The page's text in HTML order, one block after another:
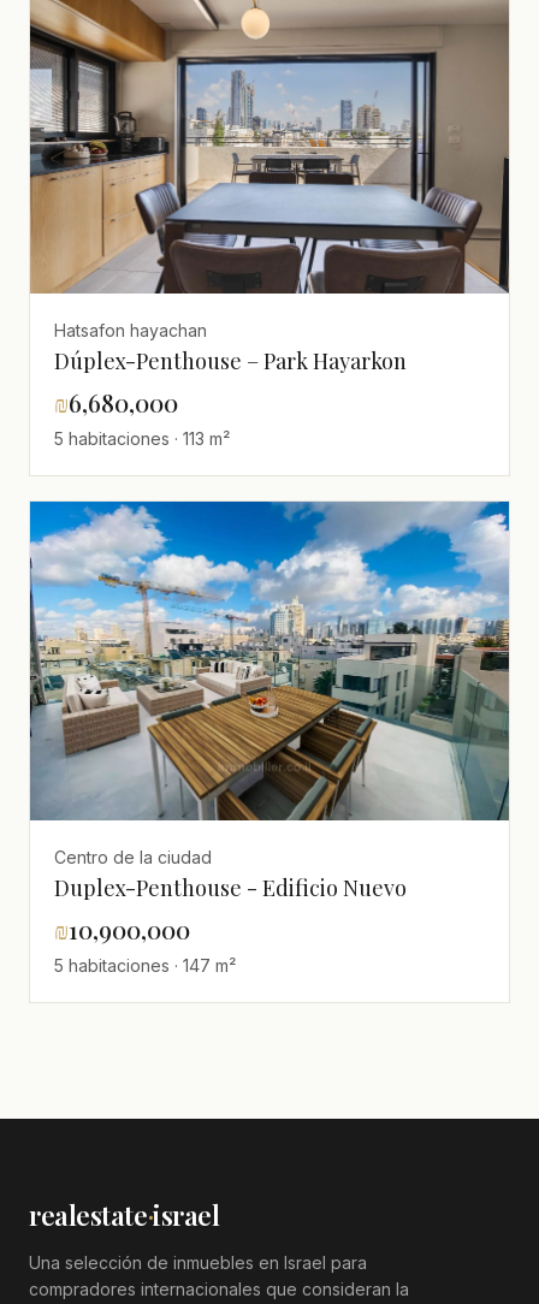
Hatsafon hayachan
Dúplex-Penthouse – Park Hayarkon
₪6,680,000
5 habitaciones · 113 m²
Centro de la ciudad
Duplex-Penthouse - Edificio Nuevo
₪10,900,000
5 habitaciones · 147 m²
realestate·israel
Una selección de inmuebles en Israel para
compradores internacionales que consideran la